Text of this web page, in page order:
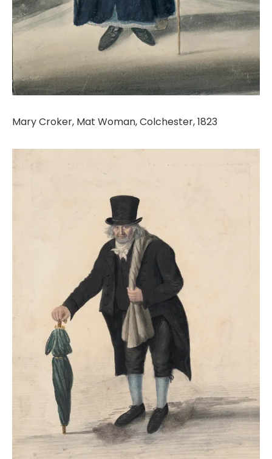
Mary Croker, Mat Woman, Colchester, 1823